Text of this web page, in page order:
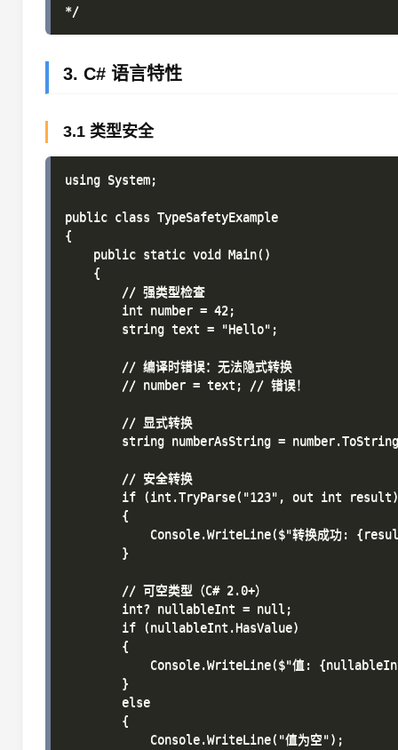
3. C# 语言特性
3.1 类型安全
using System;
public class TypeSafetyExample
{
    public static void Main()
    {
        // 强类型检查
        int number = 42;
        string text = "Hello";
        // 编译时错误：无法隐式转换
        // number = text; // 错误！
        // 显式转换
string numberAsString =
        // 安全转换
if (int.TryParse("123", out int
        {
Console.WriteLine($"转换成功:
        }
        // 可空类型（C# 2.0+）
        int? nullableInt = null;
        if (nullableInt.HasValue)
        {
Console.WriteLine($"值:
        }
        else
        {
            Console.WriteLine("值为空");